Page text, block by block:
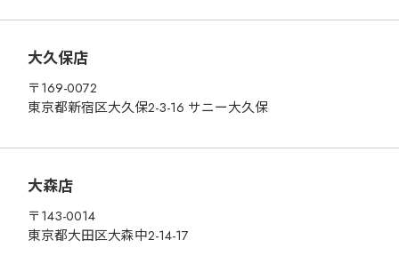
大久保店
〒169-0072
東京都新宿区大久保2-3-16 サニー大久保
大森店
〒143-0014
東京都大田区大森中2-14-17